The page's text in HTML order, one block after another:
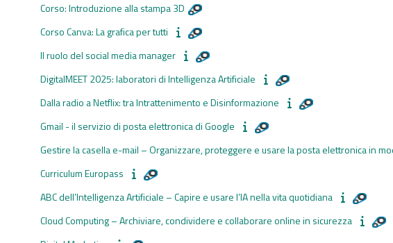
Corso: Introduzione alla stampa 3D
Corso Canva: La grafica per tutti
Il ruolo del social media manager
DigitalMEET 2025: laboratori di Intelligenza Artificiale
Dalla radio a Netflix: tra Intrattenimento e Disinformazione
Gmail - il servizio di posta elettronica di Google
Gestire la casella e-mail – Organizzare, proteggere e usare la posta elettronica in
Curriculum Europass
ABC dell’Intelligenza Artificiale – Capire e usare l’IA nella vita quotidiana
Cloud Computing – Archiviare, condividere e collaborare online in sicurezza